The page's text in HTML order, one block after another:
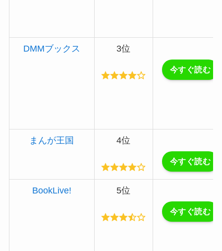
DMMブックス 3位
今すぐ読む
まんが王国 4位
今すぐ読む
BookLive! 5位
今すぐ読む